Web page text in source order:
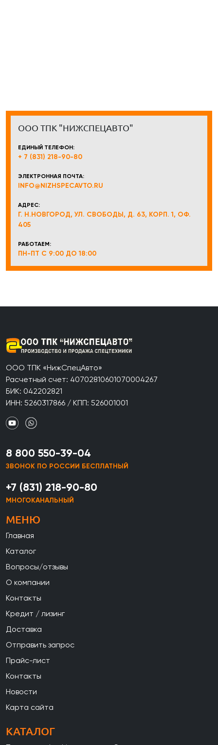
ООО ТПК "НИЖСПЕЦАВТО"
ЕДИНЫЙ ТЕЛЕФОН:
+ 7 (831) 218-90-80
ЭЛЕКТРОННАЯ ПОЧТА:
INFO@NIZHSPECAVTO.RU
АДРЕС:
Г. Н.НОВГОРОД, УЛ. СВОБОДЫ, Д. 63, КОРП. 1, ОФ.
405
РАБОТАЕМ:
ПН-ПТ С 9:00 ДО 18:00
ООО ТПК «НижСпецАвто»
Расчетный счет: 40702810601070004267
БИК: 042202821
ИНН: 5260317866 / КПП: 526001001
8 800 550-39-04
ЗВОНОК ПО РОССИИ БЕСПЛАТНЫЙ
+7 (831) 218-90-80
МНОГОКАНАЛЬНЫЙ
МЕНЮ
Главная
Каталог
Вопросы/отзывы
О компании
Контакты
Кредит / лизинг
Доставка
Отправить запрос
Прайс-лист
Контакты
Новости
Карта сайта
КАТАЛОГ